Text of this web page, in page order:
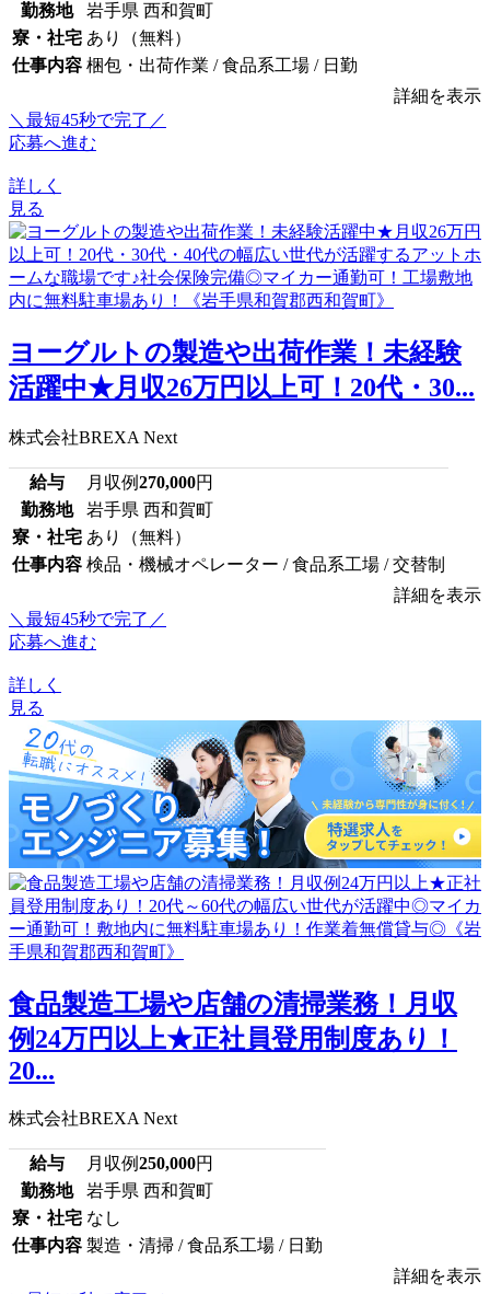
勤務地
岩手県 西和賀町
寮・社宅 あり（無料）
仕事内容 梱包・出荷作業 / 食品系工場 / 日勤
詳細を表示
＼最短45秒で完了／
応募へ進む
詳しく
見る
ヨーグルトの製造や出荷作業！未経験
活躍中★月収26万円以上可！20代・30...
株式会社BREXA Next
給与 月収例270,000円
勤務地
岩手県 西和賀町
寮・社宅 あり（無料）
仕事内容 検品・機械オペレーター / 食品系工場 / 交替制
詳細を表示
＼最短45秒で完了／
応募へ進む
詳しく
見る
食品製造工場や店舗の清掃業務！月収
例24万円以上★正社員登用制度あり！
20...
株式会社BREXA Next
給与 月収例250,000円
勤務地
岩手県 西和賀町
寮・社宅 なし
仕事内容 製造・清掃 / 食品系工場 / 日勤
詳細を表示